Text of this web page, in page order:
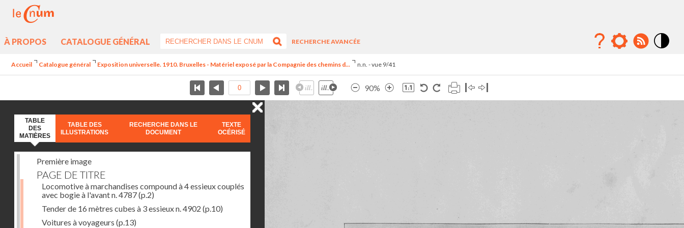
À PROPOS CATALOGUE GÉNÉRAL
RECHERCHE AVANCÉE
Accueil Catalogue général Exposition universelle. 1910. Bruxelles - Matériel exposé par la Compagnie des chemins d... n.n. - vue 9/41
90%
TABLE
DES
MATIÈRES
TABLE DES
ILLUSTRATIONS
RECHERCHE DANS LE
DOCUMENT
TEXTE
OCÉRISÉ
Première image
PAGE DE TITRE
Locomotive à marchandises compound à 4 essieux couplés
avec bogie à l'avant n. 4787(p.2)
Tender de 16 mètres cubes à 3 essieux n. 4902 (p.10)
Voitures à voyageurs (p.13)